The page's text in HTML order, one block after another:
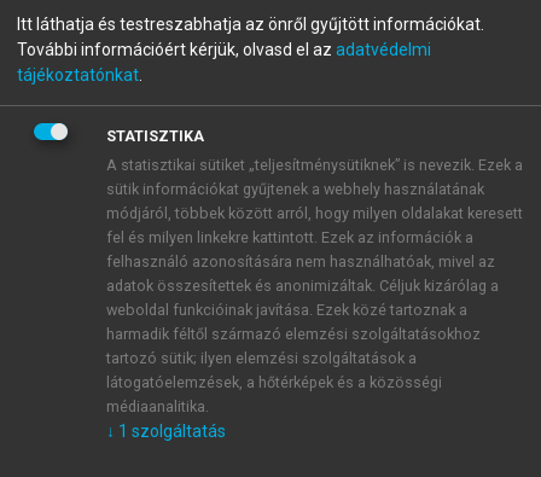
Az életminőség egyike a ma leggyakrabban használt
fogalmaknak mind a köznyelvben, mind az orvosi
szakirodalomban. Ez azért is figyelemre méltó, mert
a fogalom viszonylag új, mindössze néhány évtizedes
múltra tekinthet vissza.
Történetileg az életminőség szót először néhány
kutató használta az 1950-es években, akkor még a
korlátozatlan gazdasági növekedés kritikájaként. A
kritikusok, mint a mai környezetvédelmi mozgalmak
előfutárai, felhívták a figyelmet a gazdasági fejlődés
hosszú távú negatív következményeire
(környezetszennyezés, a természeti erőforrások
kimerülése, stb.), és hangsúlyozták az emberi élet
külső feltételeinek minőségét figyelembe vevő
megközelítés fontosságát (Ordway 1953). Az
Itt láthatja és testreszabhatja az önről gyűjtött információkat.
További információért kérjük, olvasd el az adatvédelmi
tájékoztatónkat
STATISZTIKA
A statisztikai sütiket „teljesítménysütiknek” is nevezik. Ezek a
sütik információkat gyűjtenek a webhely használatának
módjáról, többek között arról, hogy milyen oldalakat keresett
fel és milyen linkekre kattintott. Ezek az információk a
felhasználó azonosítására nem használhatóak, mivel az
adatok összesítettek és anonimizáltak. Céljuk kizárólag a
weboldal funkcióinak javítása. Ezek közé tartoznak a
harmadik féltől származó elemzési szolgáltatásokhoz
tartozó sütik; ilyen elemzési szolgáltatások a
látogatóelemzések, a hőtérképek és a közösségi
médiaanalitika.
↓ 1 szolgáltatás